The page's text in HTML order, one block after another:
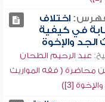
اختلاف
في كيفية
الجد والإخوة
عبد الرحيم الطحان
محاضرة ( فقه المواريث
[3])